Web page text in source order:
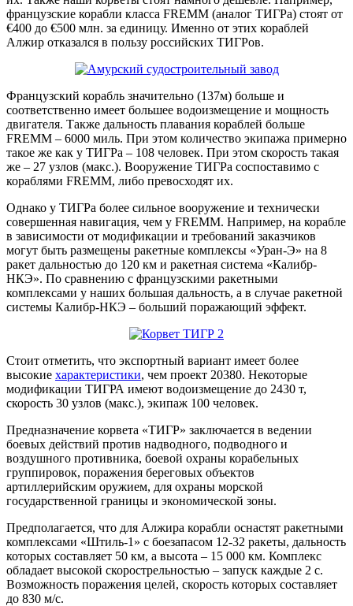
французские корабли класса FREMM (аналог ТИГРа) стоят от
€400 до €500 млн. за единицу. Именно от этих кораблей
Алжир отказался в пользу российских ТИГРов.
Французский корабль значительно (137м) больше и
соответственно имеет большее водоизмещение и мощность
двигателя. Также дальность плавания кораблей больше
FREMM – 6000 миль. При этом количество экипажа примерно
такое же как у ТИГРа – 108 человек. При этом скорость такая
же – 27 узлов (макс.). Вооружение ТИГРа соспоставимо с
кораблями FREMM, либо превосходят их.
Однако у ТИГРа более сильное вооружение и технически
совершенная навигация, чем у FREMM. Например, на корабле
в зависимости от модификации и требований заказчиков
могут быть размещены ракетные комплексы «Уран-Э» на 8
ракет дальностью до 120 км и ракетная система «Калибр-
НКЭ». По сравнению с французскими ракетными
комплексами у наших большая дальность, а в случае ракетной
системы Калибр-НКЭ – больший поражающий эффект.
Стоит отметить, что экспортный вариант имеет более
высокие характеристики, чем проект 20380. Некоторые
модификации ТИГРА имеют водоизмещение до 2430 т,
скорость 30 узлов (макс.), экипаж 100 человек.
Предназначение корвета «ТИГР» заключается в ведении
боевых действий против надводного, подводного и
воздушного противника, боевой охраны корабельных
группировок, поражения береговых объектов
артиллерийским оружием, для охраны морской
государственной границы и экономической зоны.
Предполагается, что для Алжира корабли оснастят ракетными
комплексами «Штиль-1» с боезапасом 12-32 ракеты, дальность
которых составляет 50 км, а высота – 15 000 км. Комплекс
обладает высокой скорострельностью – запуск каждые 2 с.
Возможность поражения целей, скорость которых составляет
до 830 м/с.